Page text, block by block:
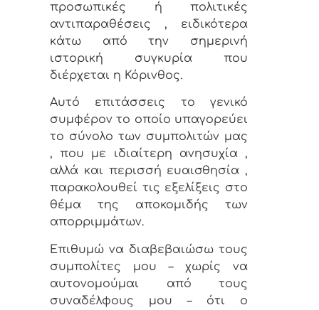
προσωπικές ή πολιτικές
αντιπαραθέσεις , ειδικότερα
κάτω από την σημερινή
ιστορική συγκυρία που
διέρχεται η Κόρινθος.
Αυτό επιτάσσεις το γενικό
συμφέρον το οποίο υπαγορεύει
το σύνολο των συμπολιτών μας
, που με ιδιαίτερη ανησυχία ,
αλλά και περισσή ευαισθησία ,
παρακολουθεί τις εξελίξεις στο
θέμα της αποκομιδής των
απορριμμάτων.
Επιθυμώ να διαβεβαιώσω τους
συμπολίτες μου – χωρίς να
αυτονομούμαι από τους
συναδέλφους μου – ότι ο